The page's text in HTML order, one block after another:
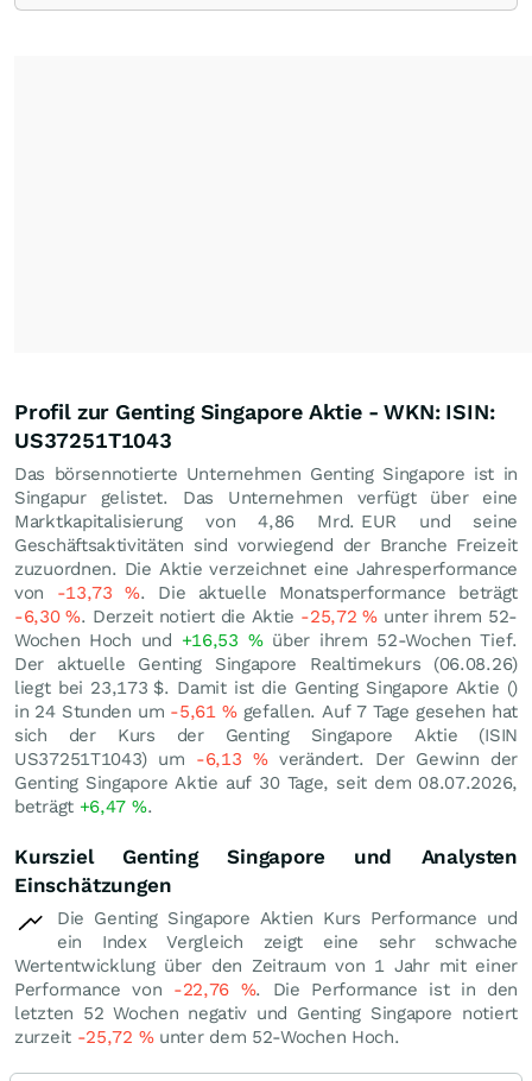
Profil zur Genting Singapore Aktie - WKN: ISIN:
US37251T1043
Das börsennotierte Unternehmen Genting Singapore ist in
Singapur gelistet. Das Unternehmen verfügt über eine
Marktkapitalisierung von 4,86 Mrd. EUR und seine
Geschäftsaktivitäten sind vorwiegend der Branche Freizeit
zuzuordnen. Die Aktie verzeichnet eine Jahresperformance
von -13,73%. Die aktuelle Monatsperformance beträgt
-6,30%. Derzeit notiert die Aktie -25,72%unter ihrem 52-
Wochen Hoch und +16,53 %über ihrem 52-Wochen Tief.
Der aktuelle Genting Singapore Realtimekurs (06.08.26)
liegt bei 23,173 $. Damit ist die Genting Singapore Aktie ()
in 24 Stunden um -5,61 %gefallen. Auf 7 Tage gesehen hat
sich der Kurs der Genting Singapore Aktie (ISIN
US37251T1043) um -6,13 %verändert. Der Gewinn der
Genting Singapore Aktie auf 30 Tage, seit dem 08.07.2026,
beträgt +6,47 %.
Kursziel Genting Singapore und Analysten
Einschätzungen
Die Genting Singapore Aktien Kurs Performance und
ein Index Vergleich zeigt eine sehr schwache
Wertentwicklung über den Zeitraum von 1 Jahr mit einer
Performance von -22,76 %. Die Performance ist in den
letzten 52 Wochen negativ und Genting Singapore notiert
zurzeit -25,72 %unter dem 52-Wochen Hoch.